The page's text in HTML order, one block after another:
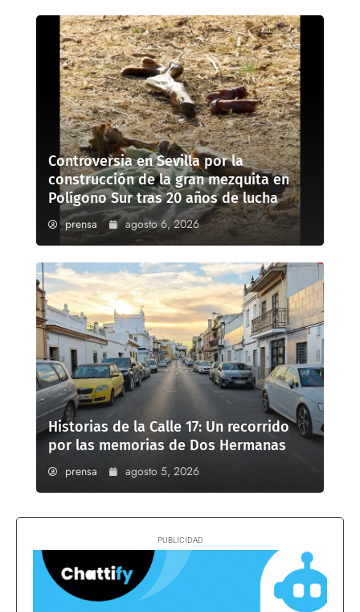
Controversia en Sevilla por la
construcción de la gran mezquita en
Polígono Sur tras 20 años de lucha
prensa agosto 6, 2026
Historias de la Calle 17: Un recorrido
por las memorias de Dos Hermanas
prensa agosto 5, 2026